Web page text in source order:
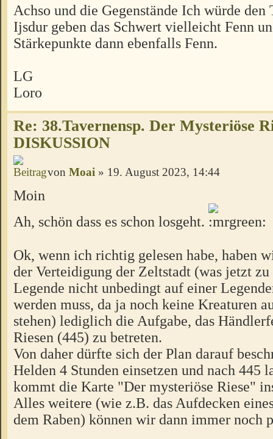
Achso und die Gegenstände Ich würde
Ijsdur geben das Schwert vielleicht Fenn
Stärkepunkte dann ebenfalls Fenn.
LG
Loro
Re: 38.Tavernensp. Der Mysteriöse
DISKUSSION
von Moai » 19. August 2023, 14:44
Moin
Ah, schön dass es schon losgeht.
Ok, wenn ich richtig gelesen habe, haben
der Verteidigung der Zeltstadt (was jetzt
Legende nicht unbedingt auf einer
werden muss, da ja noch keine Kreaturen
stehen) lediglich die Aufgabe, das
Riesen (445) zu betreten.
Von daher dürfte sich der Plan darauf
Helden 4 Stunden einsetzen und nach 445
kommt die Karte "Der mysteriöse Riese"
Alles weitere (wie z.B. das Aufdecken
dem Raben) können wir dann immer noch